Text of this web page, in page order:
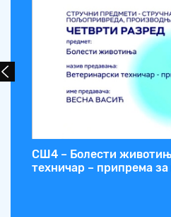
СШ4 – Болести
техничар – припрема